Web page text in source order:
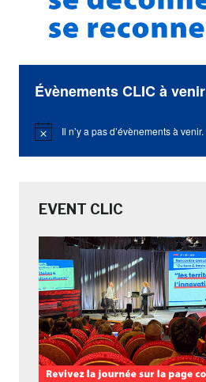
Évènements CLIC à venir
Notice Il n’y a pas d’évènements à venir.
EVENT CLIC